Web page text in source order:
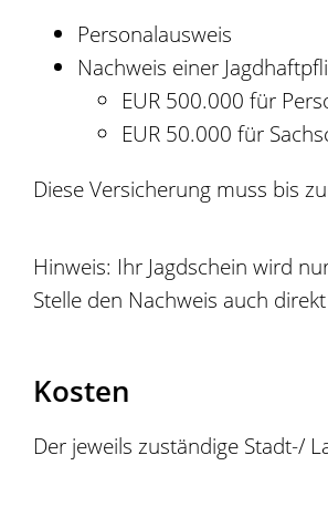
Personalausweis
Nachweis einer
EUR 500.000 für
EUR 50.000 für
Diese Versicherung muss bis
Hinweis: Ihr Jagdschein wird
Stelle den Nachweis auch
Kosten
Der jeweils zuständige Stadt-/